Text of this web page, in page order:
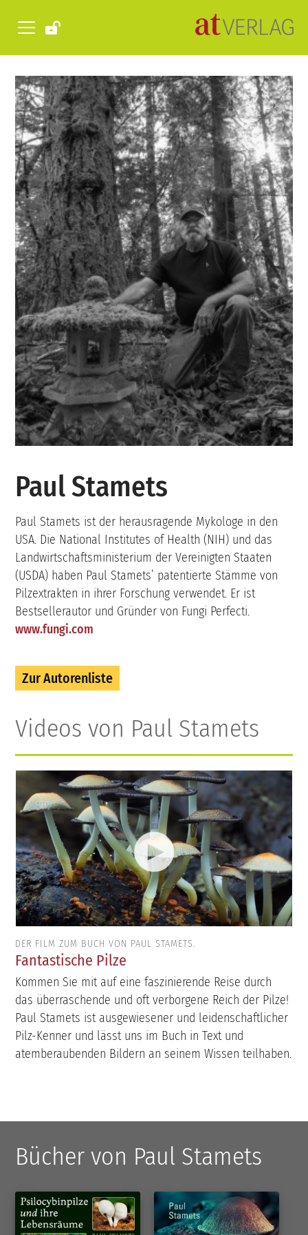
Paul Stamets
Paul Stamets ist der herausragende Mykologe in den
USA. Die National Institutes of Health (NIH) und das
Landwirtschaftsministerium der Vereinigten Staaten
(USDA) haben Paul Stamets’ patentierte Stämme von
Pilzextrakten in ihrer Forschung verwendet. Er ist
Bestsellerautor und Gründer von Fungi Perfecti.
www.fungi.com
Zur Autorenliste
Videos von Paul Stamets
DER FILM ZUM BUCH VON PAUL STAMETS.
Fantastische Pilze
Kommen Sie mit auf eine faszinierende Reise durch
das überraschende und oft verborgene Reich der Pilze!
Paul Stamets ist ausgewiesener und leidenschaftlicher
Pilz-Kenner und lässt uns im Buch in Text und
atemberaubenden Bildern an seinem Wissen teilhaben.
Bücher von Paul Stamets